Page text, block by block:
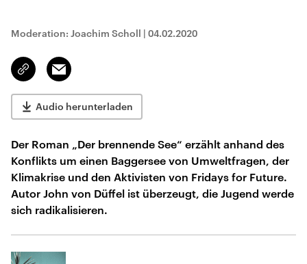
Moderation: Joachim Scholl | 04.02.2020
Link
kopieren/teilen
Email
Audio herunterladen
Der Roman „Der brennende See“ erzählt anhand des
Konflikts um einen Baggersee von Umweltfragen, der
Klimakrise und den Aktivisten von Fridays for Future.
Autor John von Düffel ist überzeugt, die Jugend werde
sich radikalisieren.